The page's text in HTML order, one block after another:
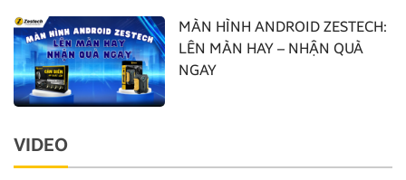
MÀN HÌNH ANDROID ZESTECH:
LÊN MÀN HAY – NHẬN QUÀ
NGAY
VIDEO